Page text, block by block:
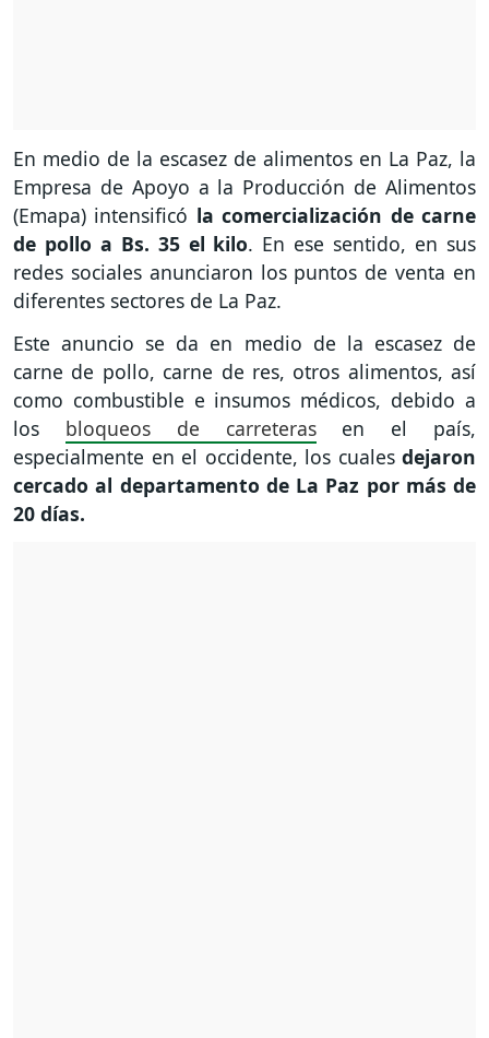
En medio de la escasez de alimentos en La Paz, la
Empresa de Apoyo a la Producción de Alimentos
(Emapa) intensificó la comercialización de carne
de pollo a Bs. 35 el kilo. En ese sentido, en sus
redes sociales anunciaron los puntos de venta en
diferentes sectores de La Paz.
Este anuncio se da en medio de la escasez de
carne de pollo, carne de res, otros alimentos, así
como combustible e insumos médicos, debido a
los bloqueos de carreterasen el país,
especialmente en el occidente, los cuales dejaron
cercado al departamento de La Paz por más de
20 días.